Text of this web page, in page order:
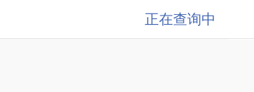
正在查询中